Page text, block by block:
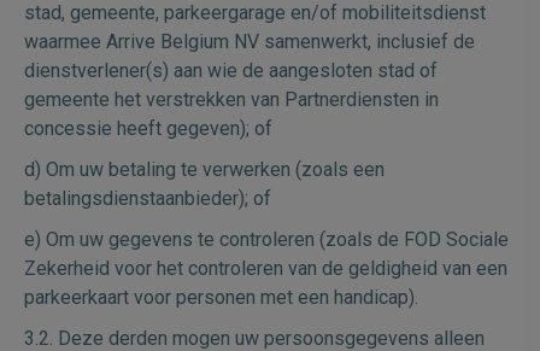
stad, gemeente, parkeergarage en/of mobiliteitsdienst
waarmee Arrive Belgium NV samenwerkt, inclusief de
dienstverlener(s) aan wie de aangesloten stad of
gemeente het verstrekken van Partnerdiensten in
concessie heeft gegeven); of
d) Om uw betaling te verwerken (zoals een
betalingsdienstaanbieder); of
e) Om uw gegevens te controleren (zoals de FOD Sociale
Zekerheid voor het controleren van de geldigheid van een
parkeerkaart voor personen met een handicap).
3.2. Deze derden mogen uw persoonsgegevens alleen